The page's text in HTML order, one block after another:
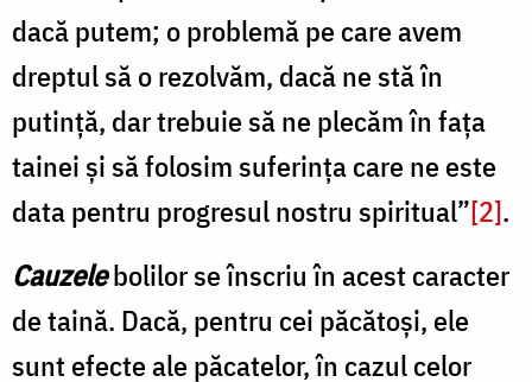
dacă putem; o problemă pe care avem
dreptul să o rezolvăm, dacă ne stă în
putință, dar trebuie să ne plecăm în fața
tainei și să folosim suferința care ne este
data pentru progresul nostru spiritual”[2].
Cauzelebolilor se înscriu în acest caracter
de taină. Dacă, pentru cei păcătoși, ele
sunt efecte ale păcatelor, în cazul celor